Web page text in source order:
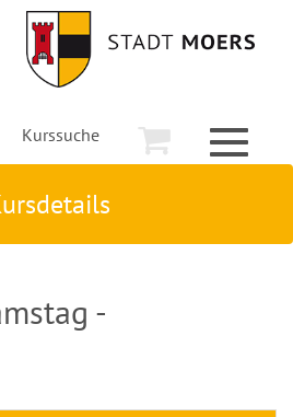
Kurssuche
Toggle
-